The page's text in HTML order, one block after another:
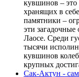
кувшинов –
хранящих в
памятники –
эти
Лаосе. Среди
тысячи
кувшинов
крупных
Сак-Актун -